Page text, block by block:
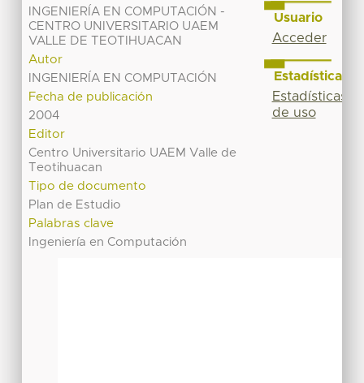
INGENIERÍA EN COMPUTACIÓN -
CENTRO UNIVERSITARIO UAEM
VALLE DE TEOTIHUACAN
Autor
INGENIERÍA EN COMPUTACIÓN
Fecha de publicación
2004
Editor
Centro Universitario UAEM Valle de
Teotihuacan
Tipo de documento
Plan de Estudio
Palabras clave
Ingeniería en Computación
Usuario
Acceder
Estadísticas
Estadísticas
de uso